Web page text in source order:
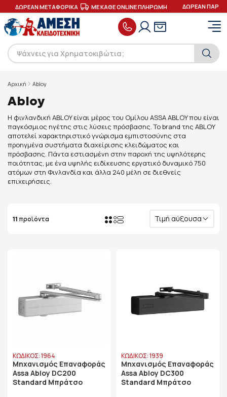
ΔΩΡΕΑΝ ΜΕΤΑΦΟΡΙΚΑ ΜΕ ΚΑΘΕ ONLINE ΠΛΗΡΩΜΗ ΔΩΡΕΑΝ
Αρχική Abloy
Abloy
Η φινλανδική ABLOY είναι μέρος του Ομίλου ASSA ABLOY που είναι
παγκόσμιος ηγέτης στις λύσεις πρόσβασης. Το brand της ABLOY
αποτελεί χαρακτηριστικό γνώρισμα εμπιστοσύνης στα
προηγμένα συστήματα διαχείρισης κλειδώματος και
πρόσβασης. Πάντα εστιασμένη στην παροχή της υψηλότερης
ποιότητας, με ένα υψηλής ειδίκευσης εργατικό δυναμικό 750
ατόμων στη Φινλανδία και άλλα 240 μέλη σε διεθνείς
επιχειρήσεις.
11 προϊόντα Τιμή αύξουσα
ΚΩΔΙΚΟΣ: 1964
Μηχανισμός Επαναφοράς
Assa Abloy DC200
Standard Μπράτσο
ΚΩΔΙΚΟΣ: 1939
Μηχανισμός Επαναφοράς
Assa Abloy DC300
Standard Μπράτσο